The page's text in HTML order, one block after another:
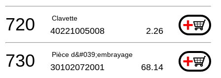
Clavette +
720 40221005008 2.26
Pièce d&#039;embrayage +
730 30102072001 68.14